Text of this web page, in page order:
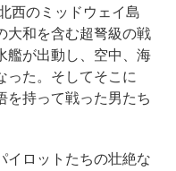
西のミッドウェイ島
大和を含む超弩級の戦
艦が出動し、空中、海
った。そしてそこに
を持って戦った男たち
イロットたちの壮絶な